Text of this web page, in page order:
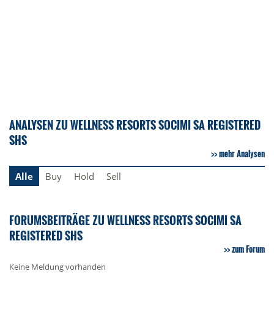
ANALYSEN ZU WELLNESS RESORTS SOCIMI SA REGISTERED
SHS
mehr Analysen
Alle
Buy Hold Sell
FORUMSBEITRÄGE ZU WELLNESS RESORTS SOCIMI SA
REGISTERED SHS
zum Forum
Keine Meldung vorhanden